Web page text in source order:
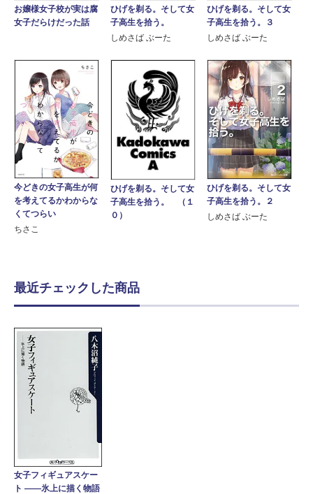
お嬢様女子校が実は腐
女子だらけだった話
ひげを剃る。そして女
子高生を拾う。
しめさば ぶーた
ひげを剃る。そして女
子高生を拾う。３
しめさば ぶーた
今どきの女子高生が何
を考えてるかわからな
くてつらい
ちさこ
ひげを剃る。そして女
子高生を拾う。 （１
０）
ひげを剃る。そして女
子高生を拾う。２
しめさば ぶーた
最近チェックした商品
女子フィギュアスケー
ト ――氷上に描く物語